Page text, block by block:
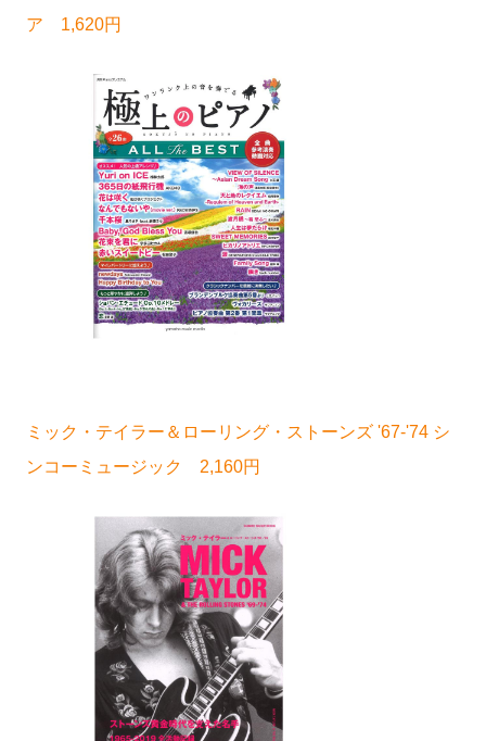
ア 1,620円
ミック・テイラー＆ローリング・ストーンズ '67-'74 シ
ンコーミュージック 2,160円